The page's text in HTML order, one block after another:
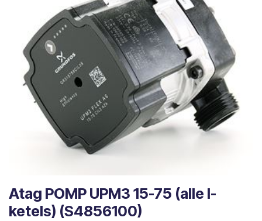
Atag POMP UPM3 15-75 (alle I-
ketels) (S4856100)